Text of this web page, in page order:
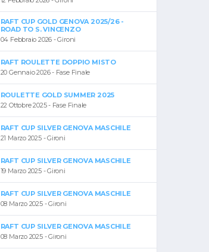
RAFT CUP GOLD GENOVA 2025/26 -
ROAD TO S. VINCENZO
04 Febbraio 2026 - Gironi
RAFT ROULETTE DOPPIO MISTO
20 Gennaio 2026 - Fase Finale
ROULETTE GOLD SUMMER 2025
22 Ottobre 2025 - Fase Finale
RAFT CUP SILVER GENOVA MASCHILE
21 Marzo 2025 - Gironi
RAFT CUP SILVER GENOVA MASCHILE
19 Marzo 2025 - Gironi
RAFT CUP SILVER GENOVA MASCHILE
08 Marzo 2025 - Gironi
RAFT CUP SILVER GENOVA MASCHILE
08 Marzo 2025 - Gironi